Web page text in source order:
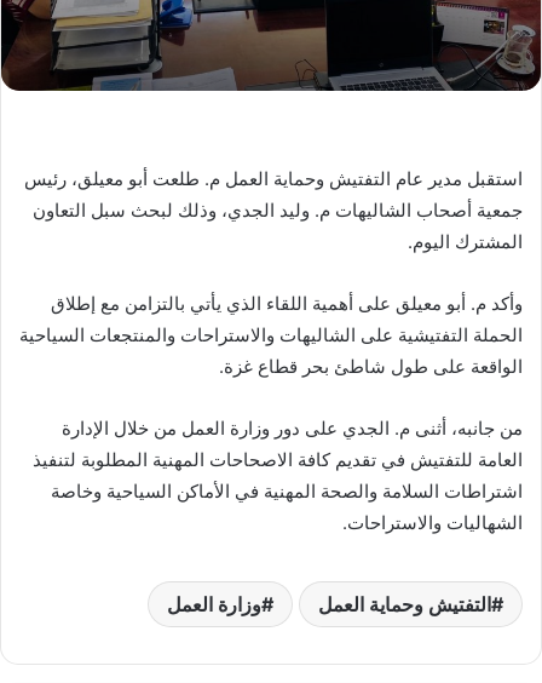
استقبل مدير عام التفتيش وحماية العمل م. طلعت أبو معيلق، رئيس
جمعية أصحاب الشاليهات م. وليد الجدي، وذلك لبحث سبل التعاون
المشترك اليوم.
وأكد م. أبو معيلق على أهمية اللقاء الذي يأتي بالتزامن مع إطلاق
الحملة التفتيشية على الشاليهات والاستراحات والمنتجعات السياحية
الواقعة على طول شاطئ بحر قطاع غزة.
من جانبه، أثنى م. الجدي على دور وزارة العمل من خلال الإدارة
العامة للتفتيش في تقديم كافة الاصحاحات المهنية المطلوبة لتنفيذ
اشتراطات السلامة والصحة المهنية في الأماكن السياحية وخاصة
الشهاليات والاستراحات.
التفتيش وحماية العمل وزارة العمل